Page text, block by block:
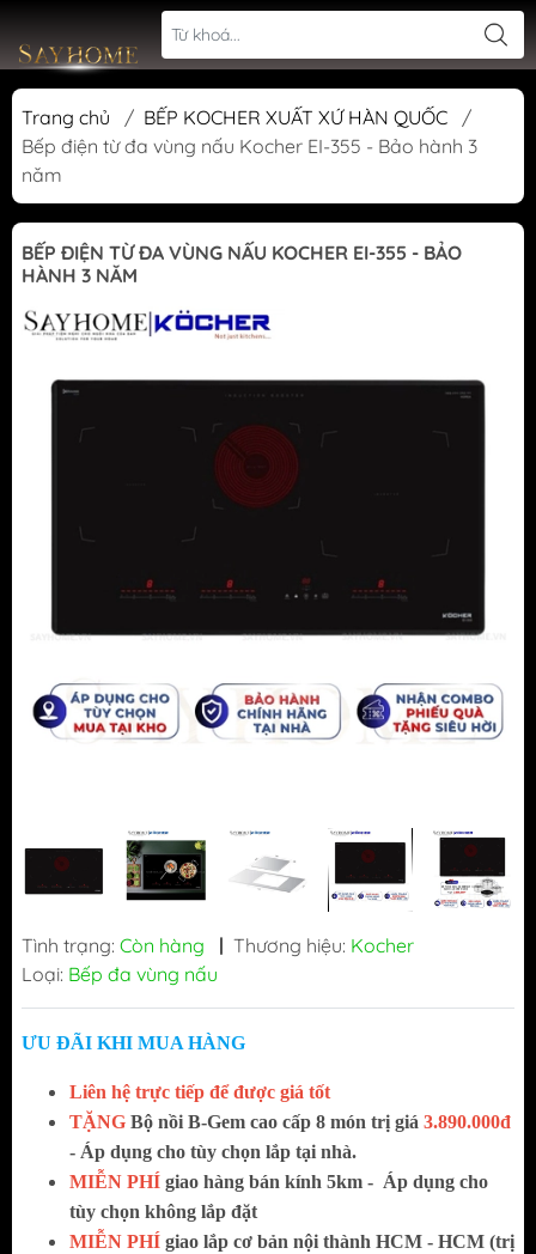
Trang chủ / BẾP KOCHER XUẤT XỨ HÀN QUỐC
/
Bếp điện từ đa vùng nấu Kocher EI-355 - Bảo hành 3
năm
BẾP ĐIỆN TỪ ĐA VÙNG NẤU KOCHER EI-355 - BẢO
HÀNH 3 NĂM
Tình trạng: Còn hàng | Thương hiệu: Kocher
Loại: Bếp đa vùng nấu
ƯU ĐÃI KHI MUA HÀNG
Liên hệ trực tiếp để được giá tốt
TẶNG Bộ nồi B-Gem cao cấp 8 món trị giá 3.890.000đ
- Áp dụng cho tùy chọn lắp tại nhà.
MIỄN PHÍ giao hàng bán kính 5km - Áp dụng cho
tùy chọn không lắp đặt
MIỄN PHÍ giao lắp cơ bản nội thành HCM - HCM (trị